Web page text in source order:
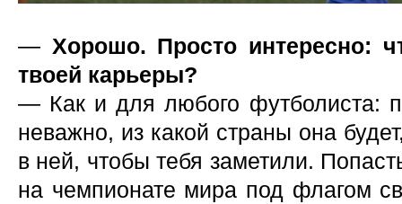
— Хорошо. Просто интересно:
твоей карьеры?
— Как и для любого футболиста:
неважно, из какой страны она
в ней, чтобы тебя заметили.
на чемпионате мира под флагом